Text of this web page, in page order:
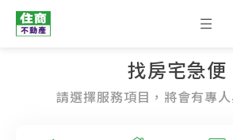
找房宅急便
請選擇服務項目，將會有專